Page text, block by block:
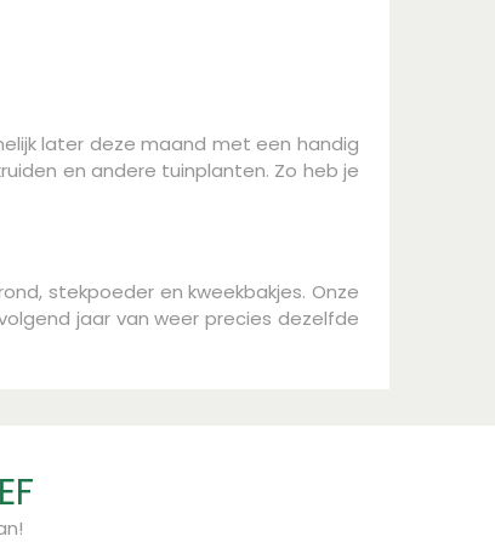
later deze maand met een handig
en andere tuinplanten. Zo heb je
stekpoeder en kweekbakjes. Onze
jaar van weer precies dezelfde